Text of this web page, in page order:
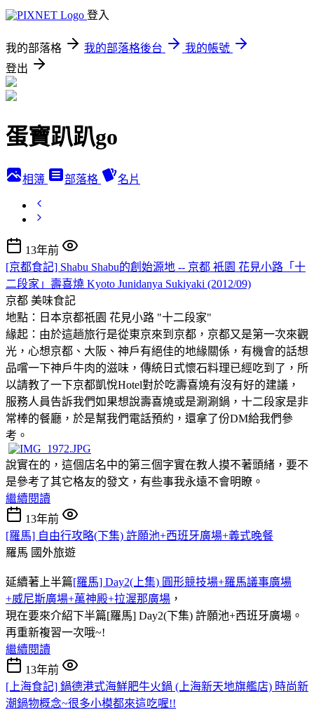
登入
我的部落格 我的部落格後台
我的帳號
登出
蛋寶趴趴go
相簿 部落格 名片
13年前
[京都食記] Shabu Shabu的創始源地 -- 京都 衹園 花見小路「十
二段家」壽喜燒 Kyoto Junidanya Sukiyaki (2012/09)
京都 美味食記
地點：日本京都祇園 花見小路 "十二段家"
緣起：由於這趟旅行是從東京來到京都，京都又是第一次來觀
光，心想京都、大阪、神戶有絕佳的地緣關係，有機會的話想
品嚐一下神戶牛肉的滋味，傳統日式懷石料理已經吃到了，所
以請教了一下京都凱悅Hotel對於吃壽喜燒有沒有好的建議，
服務人員告訴我們如果想說壽喜燒或是涮涮鍋，十二段家是非
常棒的餐廳，於是幫我們電話預約，還拿了份DM給我們參
考。
說實在的，這個店名中的第三個字實在教人摸不著頭緒 ，要不
是參考了其它格友的發文，有些事我永遠不會明瞭。
繼續閱讀
13年前
[羅馬] 自由行攻略(下集) 許願池+西班牙廣場+義式晚餐
羅馬 國外旅遊
延續著上半篇[羅馬] Day2(上集) 圓形競技場+羅馬議事廣場
+威尼斯廣場+萬神殿+拉渥那廣場 ，
現在要來介紹下半篇[羅馬] Day2(下集) 許願池+西班牙廣場。
再重新複習一次哦~!
繼續閱讀
13年前
[上海食記] 鍋德港式海鮮肥牛火鍋 (上海新天地旗艦店) 時尚新
潮鍋物概念~很多小模都來這吃喔!!